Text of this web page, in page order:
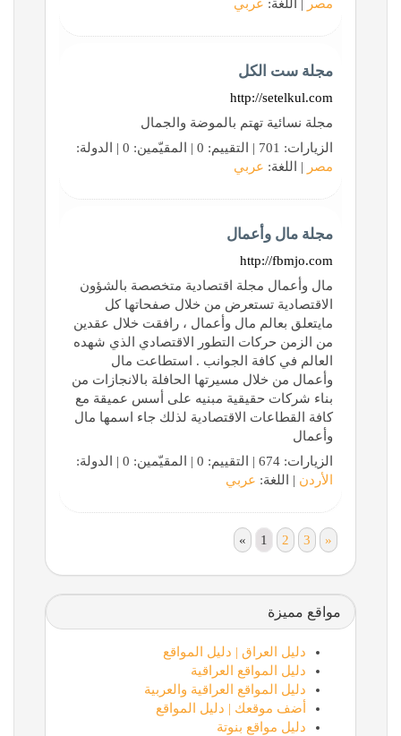
مصر | اللغة: عربي
مجلة ست الكل
http://setelkul.com
مجلة نسائية تهتم بالموضة والجمال
الزيارات: 701 | التقييم: 0 | المقيّمين: 0 | الدولة:
مصر | اللغة: عربي
مجلة مال وأعمال
http://fbmjo.com
مال وأعمال مجلة اقتصادية متخصصة بالشؤون
الاقتصادية تستعرض من خلال صفحاتها كل
مايتعلق بعالم مال وأعمال ، رافقت خلال عقدين
من الزمن حركات التطور الاقتصادي الذي شهده
العالم في كافة الجوانب . استطاعت مال
وأعمال من خلال مسيرتها الحافلة بالانجازات من
بناء شركات حقيقية مبنيه على أسس عميقة مع
كافة القطاعات الاقتصادية لذلك جاء اسمها مال
وأعمال
الزيارات: 674 | التقييم: 0 | المقيّمين: 0 | الدولة:
الأردن | اللغة: عربي
« 1 2 3 »
مواقع مميزة
دليل العراق | دليل المواقع
دليل المواقع العراقية
دليل المواقع العراقية والعربية
أضف موقعك | دليل المواقع
دليل مواقع بنوتة